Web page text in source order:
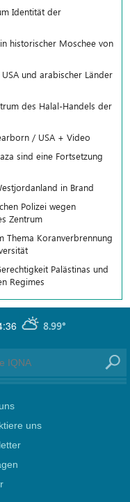
Identität der
historischer Moschee von
und arabischer Länder
des Halal-Handels der
/ USA + Video
sind eine Fortsetzung
in Brand
Polizei wegen
Zentrum
Thema Koranverbrennung
Palästinas und
Regimes
8.99°
uns